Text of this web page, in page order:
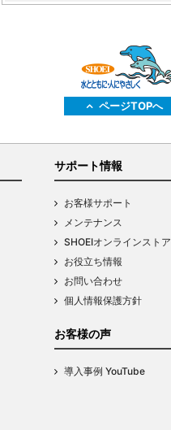
ページTOPへ
サポート情報
お客様サポート
メンテナンス
SHOEIオンラインストア
お役立ち情報
お問い合わせ
個人情報保護方針
お客様の声
導入事例 YouTube